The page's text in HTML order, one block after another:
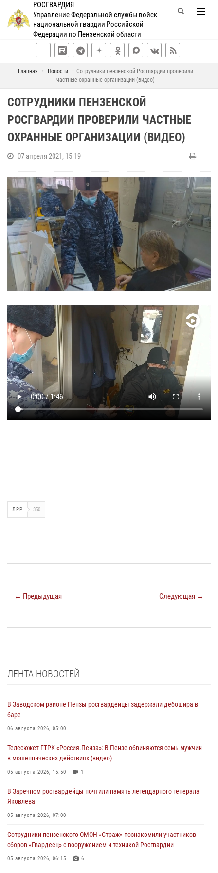
РОСГВАРДИЯ
Управление Федеральной службы войск
национальной гвардии Российской
Федерации по Пензенской области
Главная Новости
Сотрудники пензенской Росгвардии проверили
частные охранные организации (видео)
СОТРУДНИКИ ПЕНЗЕНСКОЙ
РОСГВАРДИИ ПРОВЕРИЛИ ЧАСТНЫЕ
ОХРАННЫЕ ОРГАНИЗАЦИИ (ВИДЕО)
07 апреля 2021, 15:19
ЛРР 350
← Предыдущая Следующая →
ЛЕНТА НОВОСТЕЙ
В Заводском районе Пензы росгвардейцы задержали дебошира в
баре
06 августа 2026, 05:00
Телесюжет ГТРК «Россия.Пенза»: В Пензе обвиняются семь мужчин
в мошеннических действиях (видео)
05 августа 2026, 15:50 1
В Заречном росгвардейцы почтили память легендарного генерала
Яковлева
05 августа 2026, 07:00
Сотрудники пензенского ОМОН «Страж» познакомили участников
сборов «Гвардеец» с вооружением и техникой Росгвардии
05 августа 2026, 06:15 6